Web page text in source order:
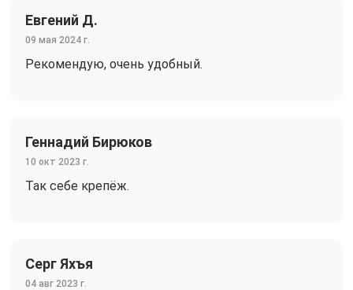
Евгений Д.
09 мая 2024 г.
Рекомендую, очень удобный.
Геннадий Бирюков
10 окт 2023 г.
Так себе крепёж.
Серг Яхъя
04 авг 2023 г.